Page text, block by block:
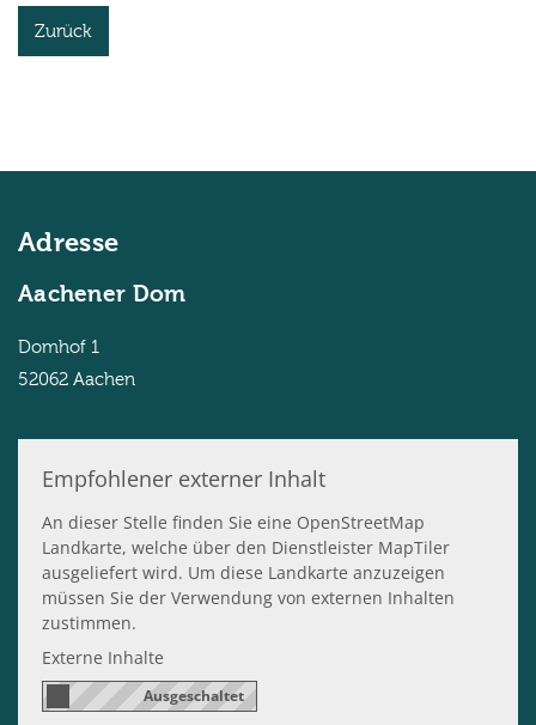
Zurück
Adresse
Aachener Dom
Domhof 1
52062 Aachen
Empfohlener externer Inhalt
An dieser Stelle finden Sie eine OpenStreetMap
Landkarte, welche über den Dienstleister MapTiler
ausgeliefert wird. Um diese Landkarte anzuzeigen
müssen Sie der Verwendung von externen Inhalten
zustimmen.
Externe Inhalte